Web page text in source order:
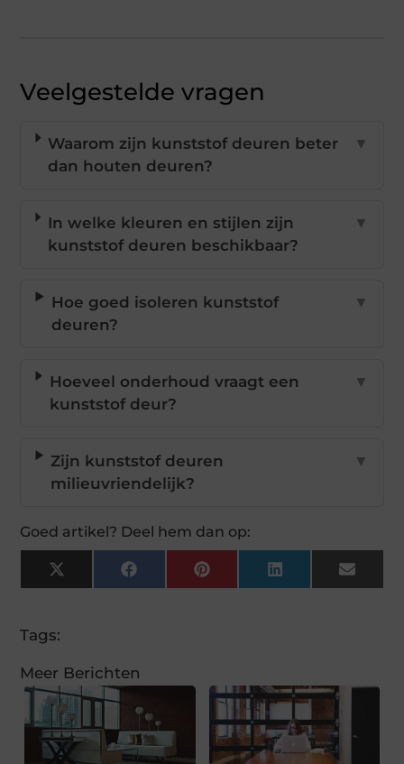
Veelgestelde vragen
Waarom zijn kunststof deuren beter
dan houten deuren?
▼
In welke kleuren en stijlen zijn
kunststof deuren beschikbaar?
▼
Hoe goed isoleren kunststof
deuren?
▼
Hoeveel onderhoud vraagt een
kunststof deur?
▼
Zijn kunststof deuren
milieuvriendelijk?
▼
Goed artikel? Deel hem dan op:
X
(Twitter)
FacebookPinterestLinkedInEmail
Tags:
Meer Berichten